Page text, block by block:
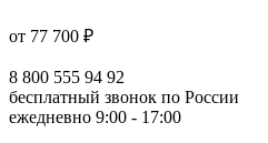
от 77 700 ₽
8 800 555 94 92
бесплатный звонок по России
ежедневно 9:00 - 17:00